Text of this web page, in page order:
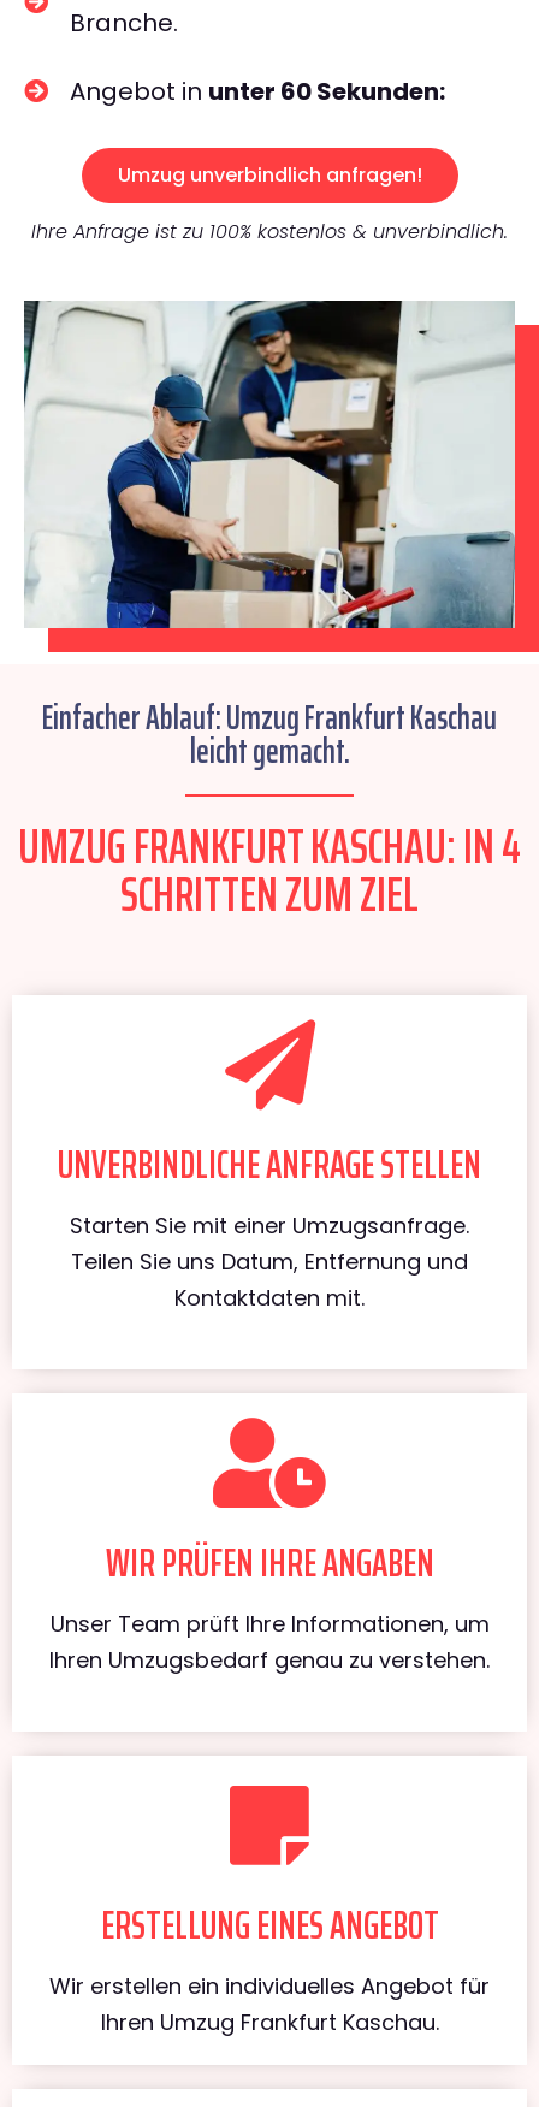
Branche.
Angebot in unter 60 Sekunden:
Umzug unverbindlich anfragen!
Ihre Anfrage ist zu 100% kostenlos & unverbindlich.
Einfacher Ablauf: Umzug Frankfurt Kaschau
leicht gemacht.
UMZUG FRANKFURT KASCHAU: IN 4
SCHRITTEN ZUM ZIEL
UNVERBINDLICHE ANFRAGE STELLEN
Starten Sie mit einer Umzugsanfrage.
Teilen Sie uns Datum, Entfernung und
Kontaktdaten mit.
WIR PRÜFEN IHRE ANGABEN
Unser Team prüft Ihre Informationen, um
Ihren Umzugsbedarf genau zu verstehen.
ERSTELLUNG EINES ANGEBOT
Wir erstellen ein individuelles Angebot für
Ihren Umzug Frankfurt Kaschau.